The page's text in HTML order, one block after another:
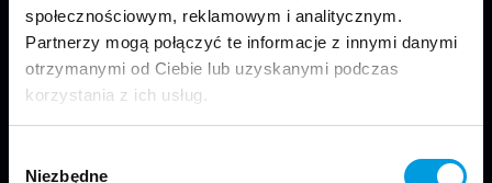
społecznościowym, reklamowym i analitycznym.
Partnerzy mogą połączyć te informacje z innymi danymi
otrzymanymi od Ciebie lub uzyskanymi podczas
korzystania z ich usług.
Niezbędne
Copyright © 2024 School of Form